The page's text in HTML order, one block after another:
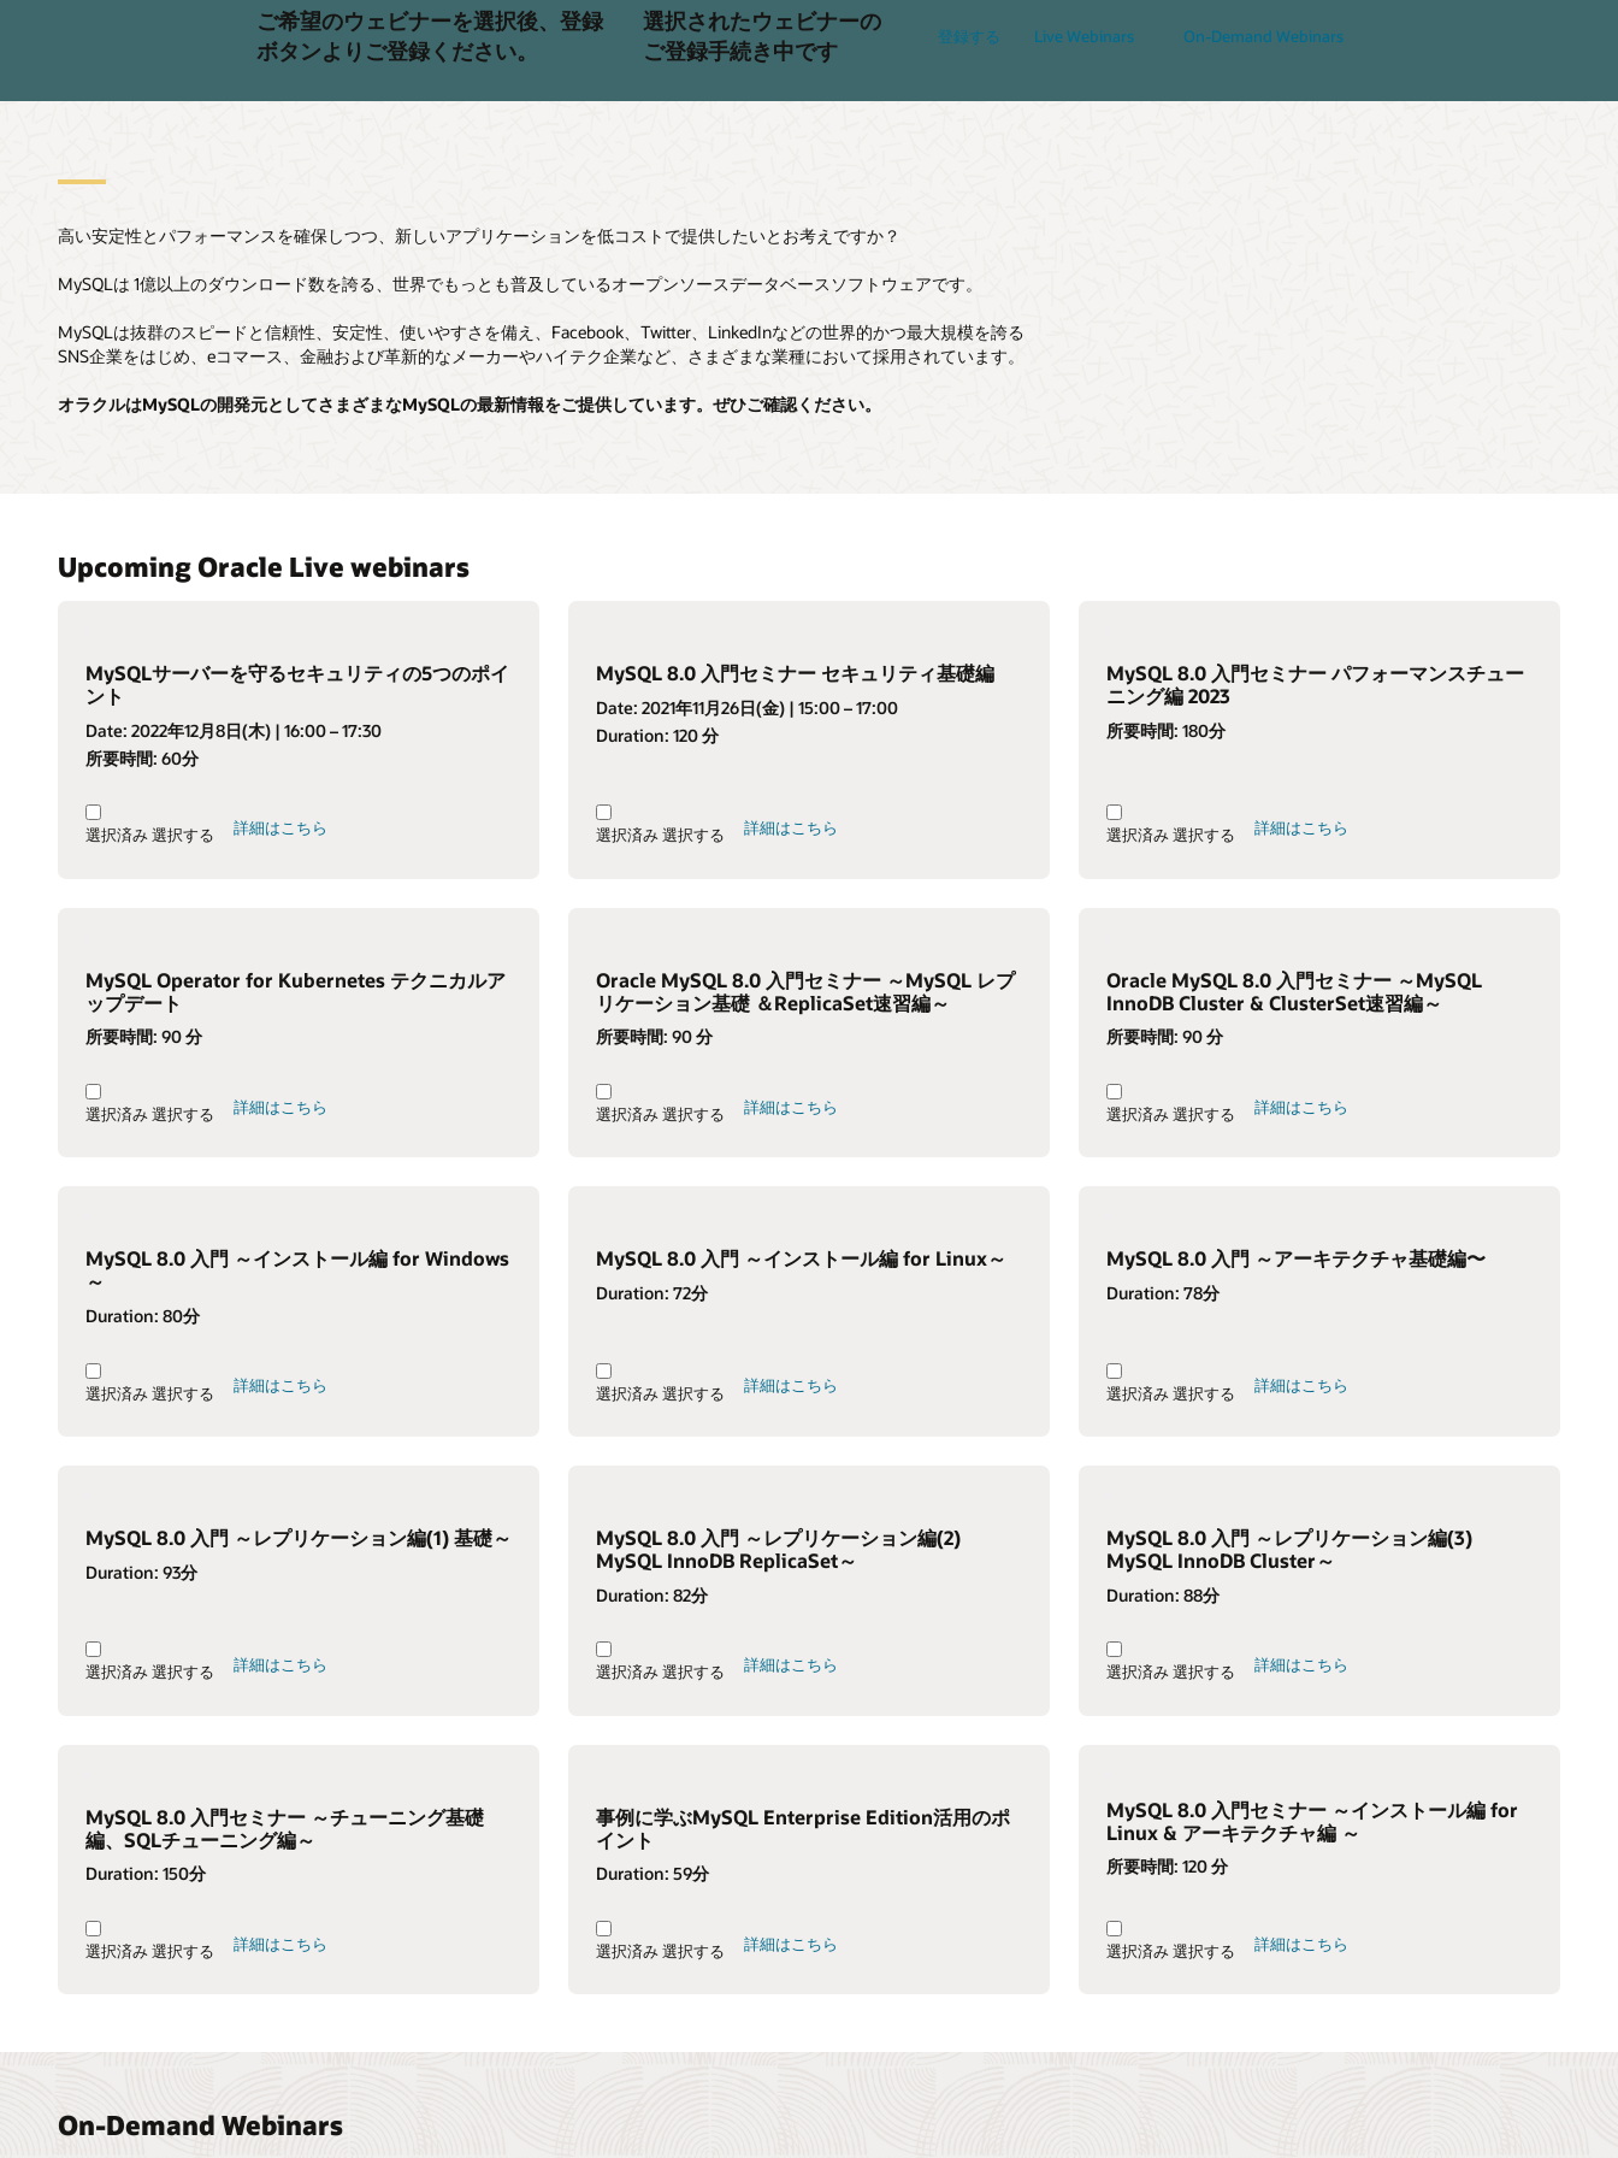
ご希望のウェビナーを選択後、登録
ボタンよりご登録ください。
選択されたウェビナーの
ご登録手続き中です
登録する Live Webinars On-Demand Webinars
高い安定性とパフォーマンスを確保しつつ、新しいアプリケーションを低コストで提供したいとお考えですか？
MySQLは 1億以上のダウンロード数を誇る、世界でもっとも普及しているオープンソースデータベースソフトウェアです。
MySQLは抜群のスピードと信頼性、安定性、使いやすさを備え、Facebook、Twitter、LinkedInなどの世界的かつ最大規模を誇る
SNS企業をはじめ、eコマース、金融および革新的なメーカーやハイテク企業など、さまざまな業種において採用されています。
オラクルはMySQLの開発元としてさまざまなMySQLの最新情報をご提供しています。ぜひご確認ください。
Upcoming Oracle Live webinars
MySQLサーバーを守るセキュリティの5つのポイ
ント
Date: 2022年12月8日(木) | 16:00 – 17:30
所要時間: 60分
選択済み選択する 詳細はこちら
MySQL 8.0 入門セミナー セキュリティ基礎編
Date: 2021年11月26日(金) | 15:00 – 17:00
Duration: 120 分
選択済み選択する 詳細はこちら
MySQL 8.0 入門セミナー パフォーマンスチュー
ニング編 2023
所要時間: 180分
選択済み選択する 詳細はこちら
MySQL Operator for Kubernetes テクニカルア
ップデート
所要時間: 90 分
選択済み選択する 詳細はこちら
Oracle MySQL 8.0 入門セミナー ～MySQL レプ
リケーション基礎 ＆ReplicaSet速習編～
所要時間: 90 分
選択済み選択する 詳細はこちら
Oracle MySQL 8.0 入門セミナー ～MySQL
InnoDB Cluster & ClusterSet速習編～
所要時間: 90 分
選択済み選択する 詳細はこちら
MySQL 8.0 入門 ～インストール編 for Windows
～
Duration: 80分
選択済み選択する 詳細はこちら
MySQL 8.0 入門 ～インストール編 for Linux～
Duration: 72分
選択済み選択する 詳細はこちら
MySQL 8.0 入門 ～アーキテクチャ基礎編〜
Duration: 78分
選択済み選択する 詳細はこちら
MySQL 8.0 入門 ～レプリケーション編(1) 基礎～
Duration: 93分
選択済み選択する 詳細はこちら
MySQL 8.0 入門 ～レプリケーション編(2)
MySQL InnoDB ReplicaSet～
Duration: 82分
選択済み選択する 詳細はこちら
MySQL 8.0 入門 ～レプリケーション編(3)
MySQL InnoDB Cluster～
Duration: 88分
選択済み選択する 詳細はこちら
MySQL 8.0 入門セミナー ～チューニング基礎
編、SQLチューニング編～
Duration: 150分
選択済み選択する 詳細はこちら
事例に学ぶMySQL Enterprise Edition活用のポ
イント
Duration: 59分
選択済み選択する 詳細はこちら
MySQL 8.0 入門セミナー ～インストール編 for
Linux & アーキテクチャ編 ～
所要時間: 120 分
選択済み選択する 詳細はこちら
On-Demand Webinars